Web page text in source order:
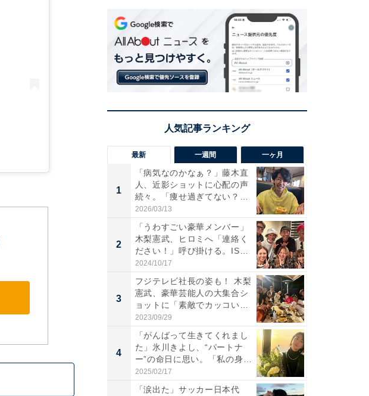
最新 一週間 一ヶ月
1
「病気なのかなぁ？」藤木直
人、近影ショットに心配の声
続々。「痩せ過ぎてない？」
「...
2026/03/13
2
「うわすごい豪華メンバー」
木梨憲武、ヒロミへ「連絡く
ださい！」呼び掛ける。IS
S...
2024/10/17
3
フジテレビ社長の姿も！ 木梨
憲武、豪華芸能人の大集合シ
ョットに「素敵でカッコい
い...
2023/09/29
4
「がんばって生きてくれまし
た」氷川きよし、“パートナ
ー”の命日に思い。「私の身
体...
2025/02/17
「涙出た」サッカー日本代